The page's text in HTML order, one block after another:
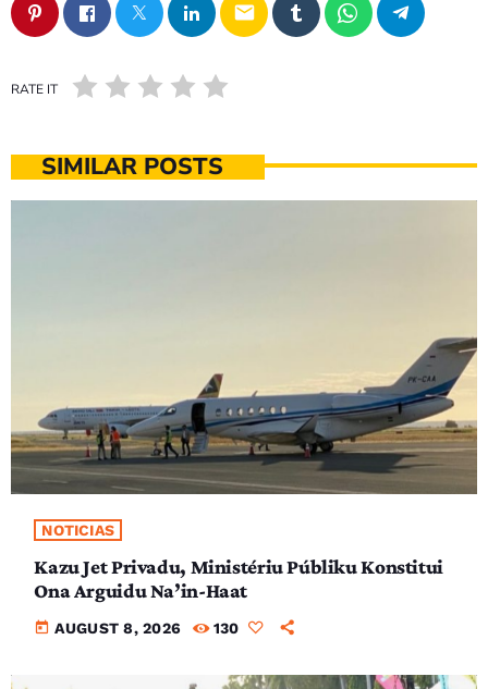
email
RATE IT
SIMILAR POSTS
NOTICIAS
Kazu Jet Privadu, Ministériu Públiku Konstitui
Ona Arguidu Na’in-Haat
today AUGUST 8, 2026 130